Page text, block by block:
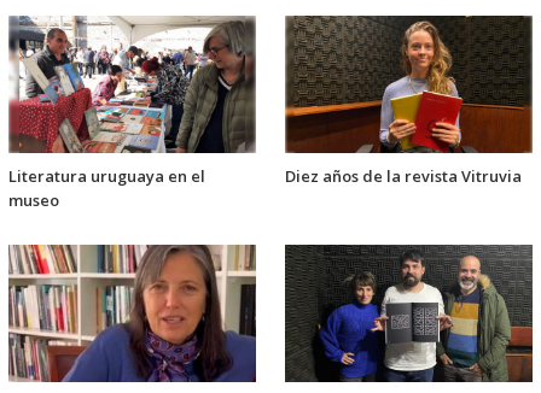
Literatura uruguaya en el
museo
Diez años de la revista Vitruvia